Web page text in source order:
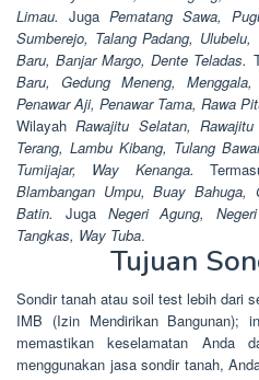
Limau. Juga Pematang Sawa,
Sumberejo, Talang Padang,
Baru, Banjar Margo, Dente Teladas.
Baru, Gedung Meneng,
Penawar Aji, Penawar Tama, Rawa
WilayahRawajitu Selatan,
Terang, Lambu Kibang, Tulang
Tumijajar, Way Kenanga.
Blambangan Umpu, Buay Bahuga,
Batin. Juga Negeri Agung,
Tangkas, Way Tuba.
Tujuan
Sondir tanah atau soil test lebih dari
IMB (Izin Mendirikan Bangunan);
memastikan keselamatan Anda
menggunakan jasa sondir tanah,